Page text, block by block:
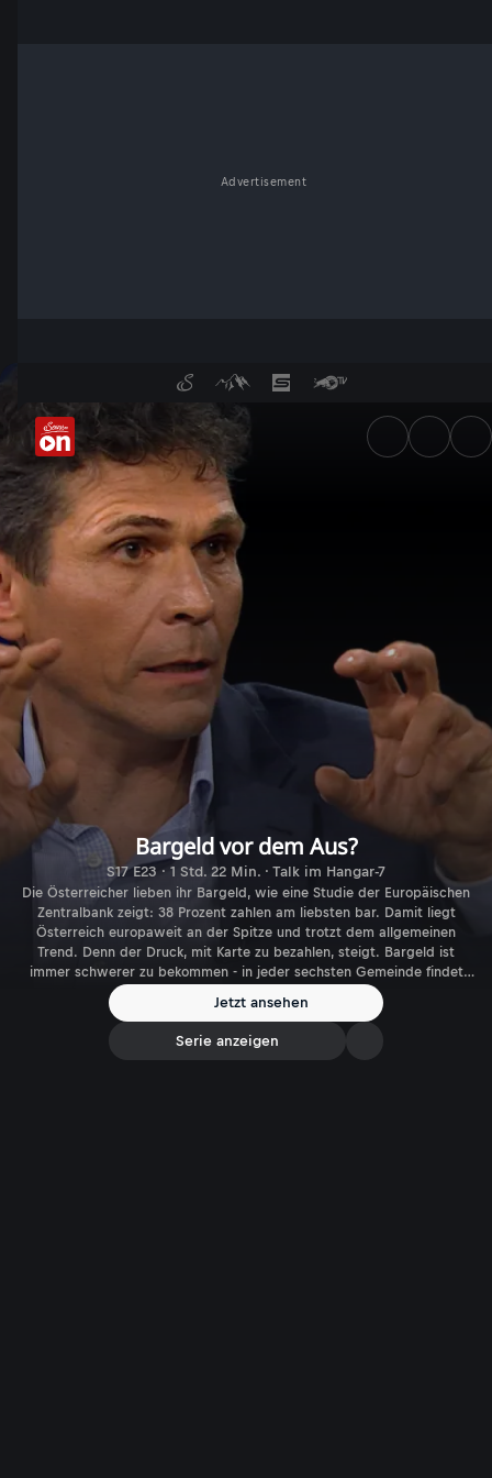
Advertisement
Karte statt Cash: Bezahlen
Bargeld vor dem Aus?
S17 E23 · 1 Std. 22 Min. · Talk im Hangar-7
Die Österreicher lieben ihr Bargeld, wie eine Studie der Europäischen
Zentralbank zeigt: 38 Prozent zahlen am liebsten bar. Damit liegt
Österreich europaweit an der Spitze und trotzt dem allgemeinen
Trend. Denn der Druck, mit Karte zu bezahlen, steigt. Bargeld ist
immer schwerer zu bekommen - in jeder sechsten Gemeinde findet
sich kein Bankomat. Ist bargeldlos Zahlen einfach moderner,
praktischer und effizienter? Oder geben wir mit Scheinen und Münzen
auch unsere Privatsphäre und Freiheit auf?
Jetzt ansehen
Serie anzeigen